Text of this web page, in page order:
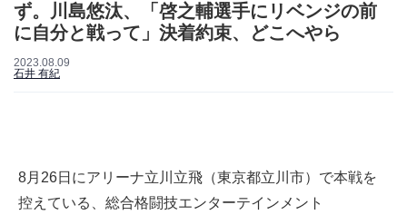
ず。川島悠汰、「啓之輔選手にリベンジの前
に自分と戦って」決着約束、どこへやら
2023.08.09
石井 有紀
8月26日にアリーナ立川立飛（東京都立川市）で本戦を
控えている、総合格闘技エンターテインメント